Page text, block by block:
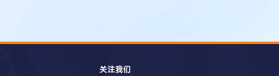
关注我们